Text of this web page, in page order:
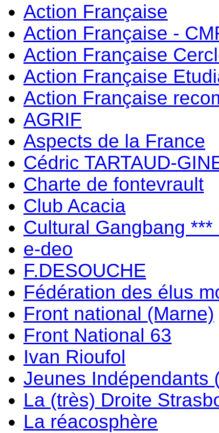
Action Française
Action Française -
Action Française
Action Française
Action Française
AGRIF
Aspects de la France
Cédric TARTAUD-
Charte de fontevrault
Club Acacia
Cultural Gangbang ***
e-deo
F.DESOUCHE
Fédération des élus
Front national (Marne)
Front National 63
Ivan Rioufol
Jeunes Indépendants
La (très) Droite
La réacosphère